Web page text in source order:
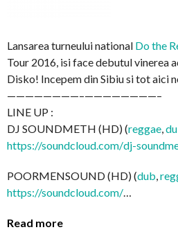
Lansarea turneului national Do the
Tour 2016, isi face debutul vinerea
Disko! Incepem din Sibiu si tot aici
————————–————————–
LINE UP :
DJ SOUNDMETH (HD) (reggae,
https://soundcloud.com/dj-
POORMENSOUND (HD) (dub,
https://soundcloud.com/…
Read more